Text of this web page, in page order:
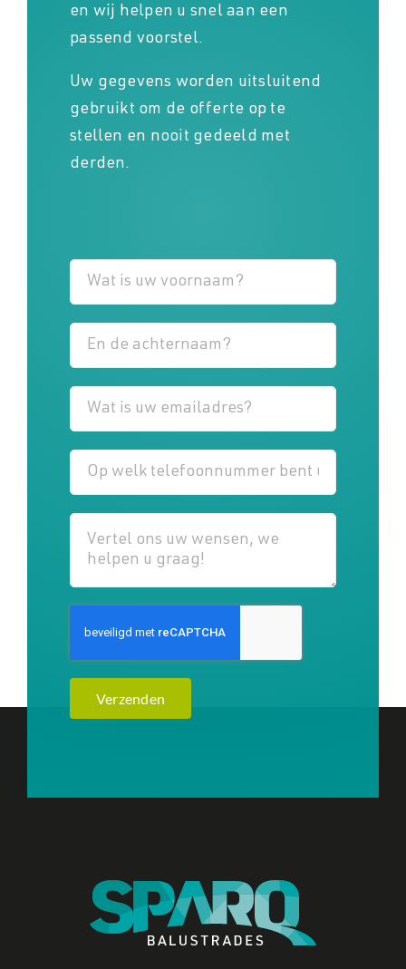
en wij helpen u snel aan een
passend voorstel.
Uw gegevens worden uitsluitend
gebruikt om de offerte op te
stellen en nooit gedeeld met
derden.
Verzenden